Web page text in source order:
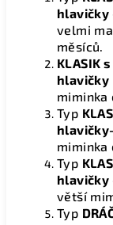
hlavičky
velmi
měsíců.
KLASIK
hlavičky
miminka
Typ
miminka
Typ
hlavičky
větší
Typ